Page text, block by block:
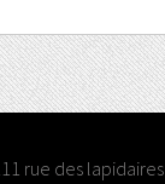
rue des lapidaires